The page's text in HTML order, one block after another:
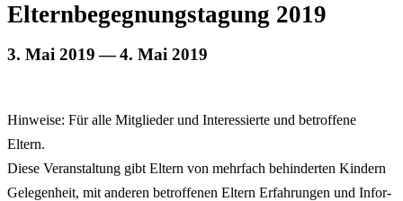
Eltern­be­geg­nungs­tagung 2019
3. Mai 2019—4. Mai 2019
Hinweise: Für alle Mitglieder und Inter­es­sierte und betroffene
Eltern.
Diese Veran­staltung gibt Eltern von mehrfach behin­derten Kindern
Gelegenheit, mit anderen betrof­fenen Eltern Erfah­rungen und Infor­